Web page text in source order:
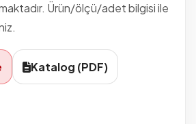
Ürün/ölçü/adet bilgisi ile
Katalog (PDF)